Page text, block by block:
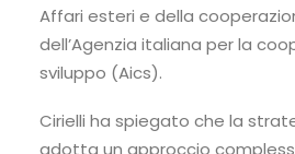
Affari esteri e della
dell’Agenzia italiana per la
sviluppo (Aics).
Cirielli ha spiegato che la
adotta un approccio